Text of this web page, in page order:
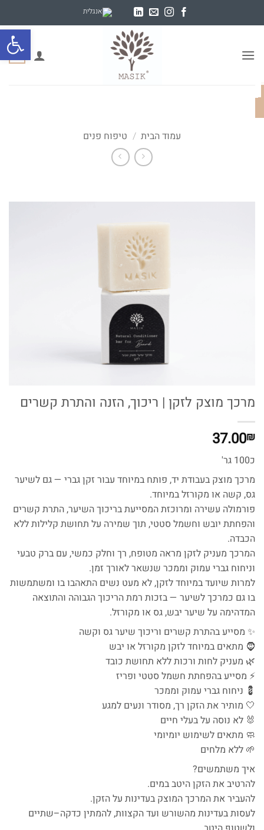
פתח
0
עמוד הבית / טיפוח פנים
מרכך מוצק לזקן | ריכוך, הזנה והתרת קשרים
37.00₪
כ100 גר'
מרכך מוצק בעבודת יד, פותח במיוחד עבור זקן גברי — גם לשיער
גס, קשה או מקורזל במיוחד.
פורמולה עשירה ומרוכזת המסייעת בריכוך השיער, התרת קשרים
והפחתת יובש וחשמל סטטי, תוך שמירה על תחושת קלילות ללא
הכבדה.
המרכך מעניק לזקן מראה מטופח, רך וחלק כמשי, עם ברק טבעי
וניחוח גברי עמוק וממכר שנשאר לאורך זמן.
למרות שיועד במיוחד לזקן, לא מעט נשים התאהבו בו ומשתמשות
בו גם כמרכך לשיער — בזכות רמת הריכוך הגבוהה והתוצאה
המדהימה על שיער יבש, גס או מקורזל.
✨ מסייע בהתרת קשרים וריכוך שיער גס וקשה
🧔 מתאים במיוחד לזקן מקורזל או יבש
🌿 מעניק לחות ורכות ללא תחושת כובד
⚡ מסייע בהפחתת חשמל סטטי ופריז
💈 ניחוח גברי עמוק וממכר
🤍 מותיר את הזקן רך, מסודר ונעים למגע
🐰 לא נוסה על בעלי חיים
🧼 מתאים לשימוש יומיומי
🌱 ללא מלחים
איך משתמשים?
להרטיב את הזקן היטב במים.
להעביר את המרכך המוצק בעדינות על הזקן.
לעסות בעדינות מהשורש ועד הקצוות, להמתין כדקה–שתיים